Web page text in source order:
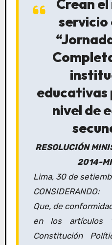
Crean
educativas
nivel de
RESOLUCIÓN
2014-
Lima, 30 de
CONSIDERANDO:
Que, de
en los
Constitución